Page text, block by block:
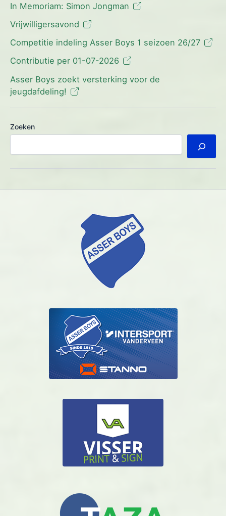
In Memoriam: Simon Jongman
Vrijwilligersavond
Competitie indeling Asser Boys 1 seizoen 26/27
Contributie per 01-07-2026
Asser Boys zoekt versterking voor de
jeugdafdeling!
Zoeken